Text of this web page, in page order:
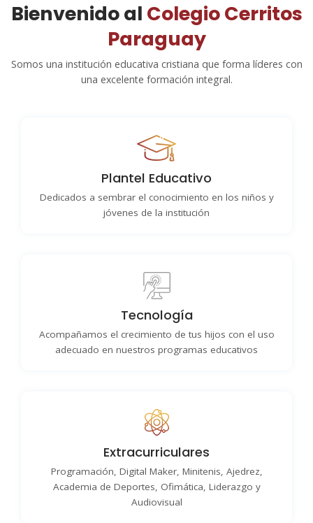
Bienvenido al Colegio Cerritos
Paraguay
Somos una institución educativa cristiana que forma líderes con
una excelente formación integral.
Plantel Educativo
Dedicados a sembrar el conocimiento en los niños y
jóvenes de la institución
Tecnología
Acompañamos el crecimiento de tus hijos con el uso
adecuado en nuestros programas educativos
Extracurriculares
Programación, Digital Maker, Minitenis, Ajedrez,
Academia de Deportes, Ofimática, Liderazgo y
Audiovisual